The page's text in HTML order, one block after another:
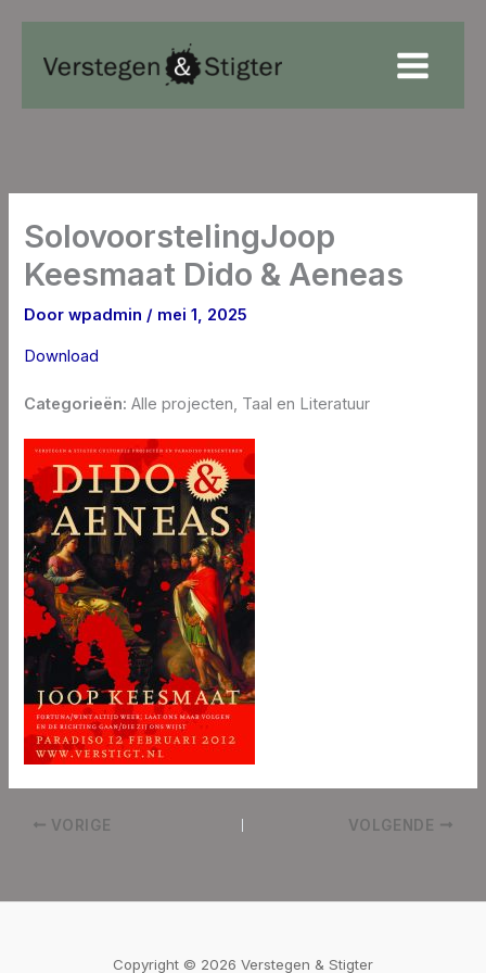
SolovoorstelingJoop
Keesmaat Dido & Aeneas
Doorwpadmin / mei 1, 2025
Download
Categorieën:Alle projecten, Taal en Literatuur
VORIGE VOLGENDE
Copyright © 2026 Verstegen & Stigter